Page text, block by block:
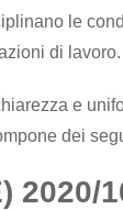
le
di lavoro.
e
dei
2020/